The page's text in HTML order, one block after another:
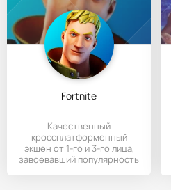
Fortnite
Качественный
кроссплатформенный
экшен от 1-го и 3-го лица,
завоевавший популярность